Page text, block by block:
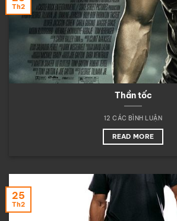
Thần tốc
12 CÁC BÌNH LUẬN
READ MORE
Th2
25
Th2